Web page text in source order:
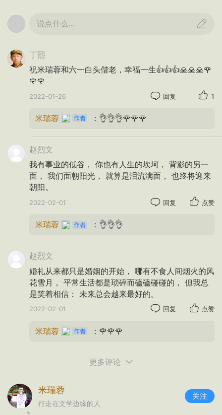
那我们便从朦胧的情愫开始时出发
从未考虑过婚姻会经过什么样的风雨
说点什么...
丁熙
祝米瑞蓉和六一白头偕老，幸福一生👍👍👍🙏🙏🙏🌹
🌹🌹
2022-01-26 回复 1
米瑞蓉 ：👌👌👌🌹🌹🌹
赵烈文
我有事业的低谷， 你也有人生的坎坷， 背影的另一
面， 我们面朝阳光， 就算是泪流满面， 也终将迎来
朝阳。
2022-02-01 回复 点赞
米瑞蓉 ：👌👌👌
赵烈文
婚礼从来都只是婚姻的开始， 哪有不食人间烟火的风
花雪月， 平常生活都是琐碎而磕磕碰碰的， 但我总
是笑着相信： 未来总会越来最好的。
2022-02-01 回复 点赞
米瑞蓉 ：🌹🌹🌹
更多评论
米瑞蓉
行走在文学边缘的人
关注